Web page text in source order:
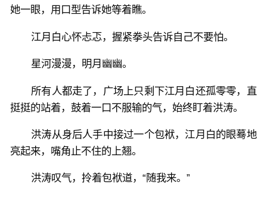
她一眼，用口型告诉她等着瞧。
江月白心怀忐忑，握紧拳头告诉自己不要怕。
星河漫漫，明月幽幽。
所有人都走了，广场上只剩下江月白还孤零零，直
挺挺的站着，鼓着一口不服输的气，始终盯着洪涛。
洪涛从身后人手中接过一个包袱，江月白的眼蓦地
亮起来，嘴角止不住的上翘。
洪涛叹气，拎着包袱道，“随我来。”